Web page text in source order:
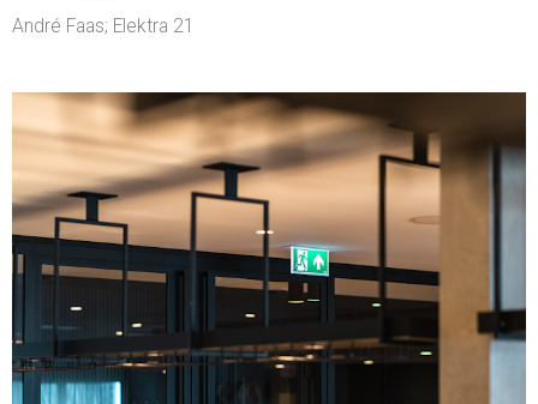
André Faas; Elektra 21